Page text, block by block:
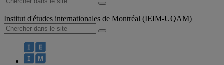
Institut d'études internationales de Montréal (IEIM-UQAM)